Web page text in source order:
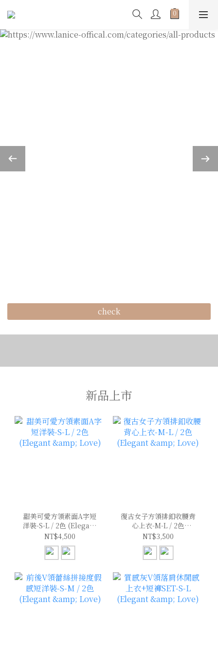
check
新品上市
甜美可愛方領素面A字短
洋裝-S-L / 2色 (Elegant
& Love)
NT$4,500
復古女子方領排釦收腰背
心上衣-M-L / 2色
(Elegant & Love)
NT$3,500